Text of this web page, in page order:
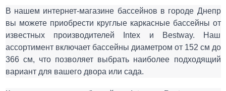
В нашем интернет-магазине бассейнов в городе Днепр
вы можете приобрести круглые каркасные бассейны от
известных производителей Intex и Bestway. Наш
ассортимент включает бассейны диаметром от 152 см до
366 см, что позволяет выбрать наиболее подходящий
вариант для вашего двора или сада.